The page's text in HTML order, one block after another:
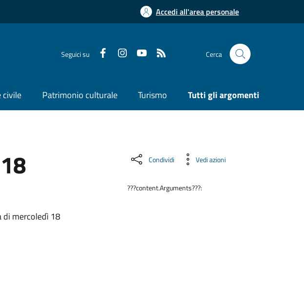
Accedi all'area personale
Seguici su Cerca
civile Patrimonio culturale Turismo Tutti gli argomenti
di mercoledì 18
Condividi Vedi azioni
???content.Arguments???: